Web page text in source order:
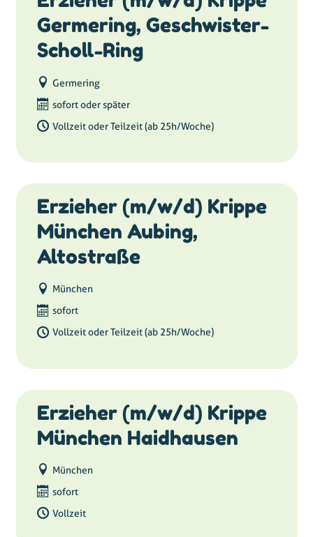
Germering, Geschwister-
Scholl-Ring
Germering
sofort oder später
Vollzeit oder Teilzeit (ab 25h/Woche)
Erzieher (m/w/d) Krippe
München Aubing,
Altostraße
München
sofort
Vollzeit oder Teilzeit (ab 25h/Woche)
Erzieher (m/w/d) Krippe
München Haidhausen
München
sofort
Vollzeit